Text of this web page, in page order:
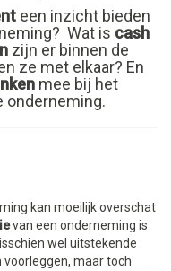
een inzicht bieden
Wat is cash
zijn er binnen de
ze met elkaar? En
mee bij het
onderneming.
kan moeilijk overschat
van een onderneming is
wel uitstekende
maar toch